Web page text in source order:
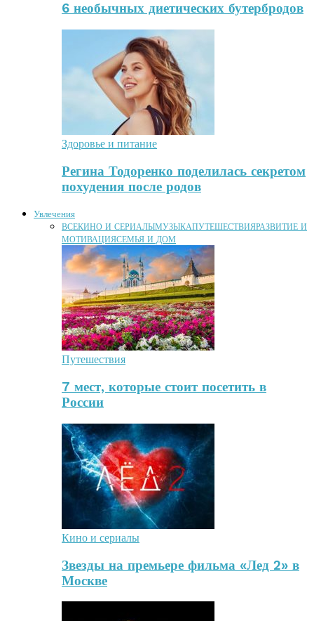
6 необычных диетических бутербродов
Здоровье и питание
Регина Тодоренко поделилась секретом
похудения после родов
Увлечения
ВСЕКИНО И СЕРИАЛЫМУЗЫКАПУТЕШЕСТВИЯРАЗВИТИЕ И
МОТИВАЦИЯСЕМЬЯ И ДОМ
Путешествия
7 мест, которые стоит посетить в
России
Кино и сериалы
Звезды на премьере фильма «Лед 2» в
Москве